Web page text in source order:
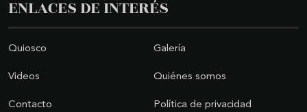
ENLACES DE INTERÉS
Quiosco Galería
Videos Quiénes somos
Contacto Política de privacidad